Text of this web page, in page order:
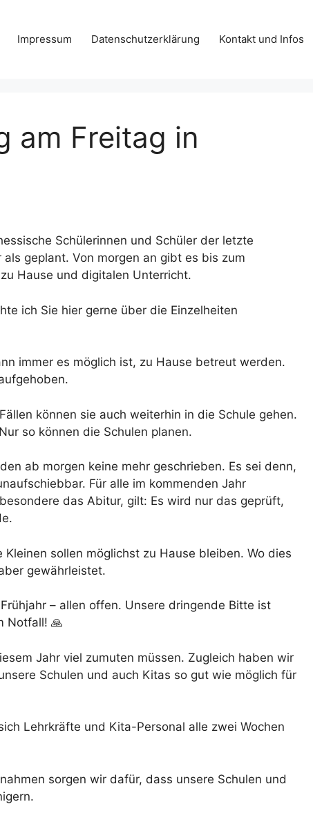
Impressum Datenschutzerklärung Kontakt und Infos
am Freitag in
Schülerinnen und Schüler der letzte
geplant. Von morgen an gibt es bis zum
Hause und digitalen Unterricht.
ich Sie hier gerne über die Einzelheiten
immer es möglich ist, zu Hause betreut werden.
können sie auch weiterhin in die Schule gehen.
so können die Schulen planen.
ab morgen keine mehr geschrieben. Es sei denn,
Für alle im kommenden Jahr
das Abitur, gilt: Es wird nur das geprüft,
sollen möglichst zu Hause bleiben. Wo dies
gewährleistet.
– allen offen. Unsere dringende Bitte ist
Notfall! 🙏
Jahr viel zumuten müssen. Zugleich haben wir
Schulen und auch Kitas so gut wie möglich für
Lehrkräfte und Kita-Personal alle zwei Wochen
sorgen wir dafür, dass unsere Schulen und